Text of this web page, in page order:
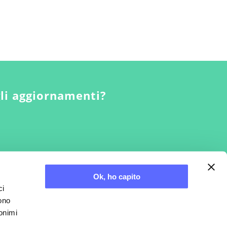
Ok, ho capito
aggiornamenti?